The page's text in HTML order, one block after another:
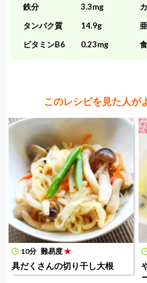
鉄分
3.3mg
タンパク質
14.9g
ビタミンB6
0.23mg
このレシピを見た人が
10分 難易度★
具だくさんの切り干し大根